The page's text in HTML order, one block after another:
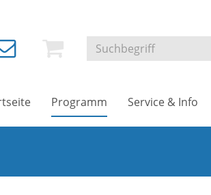
Programm Service & Info